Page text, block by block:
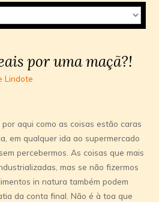
por uma maçã?!
Lindote
aqui como as coisas estão caras
em qualquer ida ao supermercado
percebermos. As coisas que mais
mas se não fizermos
in natura também podem
da conta final. Não é à toa que